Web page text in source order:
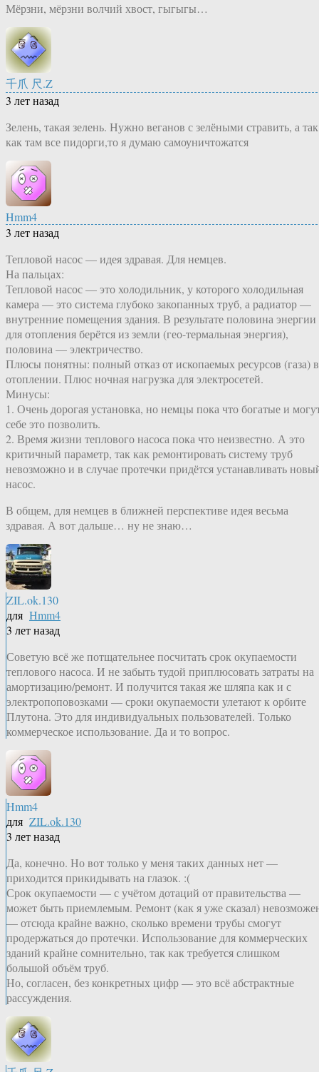
Мёрзни, мёрзни волчий хвост, гыгыгы…
千爪 尺.Z
3 лет назад
Зелень, такая зелень. Нужно веганов с зелёными стравить, а так
как там все пидорги,то я думаю самоуничтожатся
Hmm4
3 лет назад
Тепловой насос — идея здравая. Для немцев.
На пальцах:
Тепловой насос — это холодильник, у которого холодильная
камера — это система глубоко закопанных труб, а радиатор —
внутренние помещения здания. В результате половина энергии
для отопления берётся из земли (гео-термальная энергия),
половина — электричество.
Плюсы понятны: полный отказ от ископаемых ресурсов (газа) в
отоплении. Плюс ночная нагрузка для электросетей.
Минусы:
1. Очень дорогая установка, но немцы пока что богатые и
себе это позволить.
2. Время жизни теплового насоса пока что неизвестно. А это
критичный параметр, так как ремонтировать систему труб
невозможно и в случае протечки придётся устанавливать
насос.
В общем, для немцев в ближней перспективе идея весьма
здравая. А вот дальше… ну не знаю…
ZIL.ok.130
для Hmm4
3 лет назад
Советую всё же потщательнее посчитать срок окупаемости
теплового насоса. И не забыть тудой приплюсовать затраты на
амортизацию/ремонт. И получится такая же шляпа как и с
электропоповозками — сроки окупаемости улетают к орбите
Плутона. Это для индивидуальных пользователей. Только
коммерческое использование. Да и то вопрос.
Hmm4
для ZIL.ok.130
3 лет назад
Да, конечно. Но вот только у меня таких данных нет —
приходится прикидывать на глазок. :(
Срок окупаемости — с учётом дотаций от правительства —
может быть приемлемым. Ремонт (как я уже сказал)
— отсюда крайне важно, сколько времени трубы смогут
продержаться до протечки. Использование для коммерческих
зданий крайне сомнительно, так как требуется слишком
большой объём труб.
Но, согласен, без конкретных цифр — это всё абстрактные
рассуждения.